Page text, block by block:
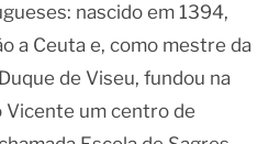
nascido em 1394,
a Ceuta e, como mestre da
de Viseu, fundou na
Vicente um centro de